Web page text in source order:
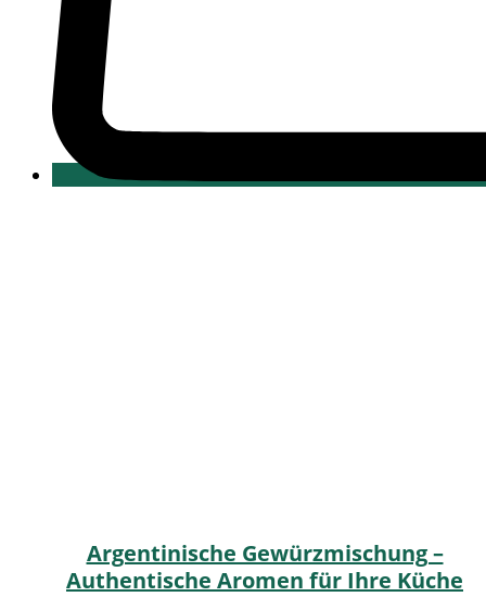
Argentinische Gewürzmischung –
Authentische Aromen für Ihre Küche